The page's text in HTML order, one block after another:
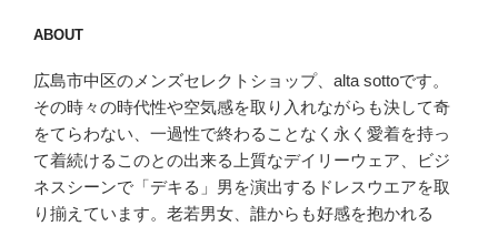
ABOUT
広島市中区のメンズセレクトショップ、alta sottoです。
その時々の時代性や空気感を取り入れながらも決して奇
をてらわない、一過性で終わることなく永く愛着を持っ
て着続けるこのとの出来る上質なデイリーウェア、ビジ
ネスシーンで「デキる」男を演出するドレスウエアを取
り揃えています。老若男女、誰からも好感を抱かれる